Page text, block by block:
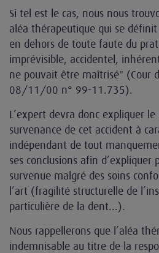
Si tel est le cas, nous nous
aléa thérapeutique qui se
en dehors de toute faute du
imprévisible, accidentel,
ne pouvait être maîtrisé" (Cour
08/11/00 n° 99-11.735).
L’expert devra donc expliquer
survenance de cet accident à
indépendant de tout
ses conclusions afin d’expliquer
survenue malgré des soins
l’art (fragilité structurelle de
particulière de la dent...).
Nous rappellerons que l’aléa
indemnisable au titre de la